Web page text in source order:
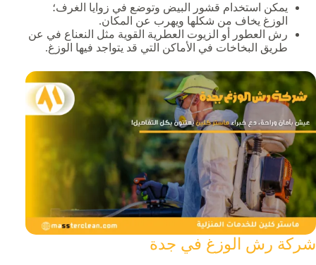
يمكن استخدام قشور البيض وتوضع في زوايا الغرف؛
الوزغ يخاف من شكلها ويهرب عن المكان.
رش العطور أو الزيوت العطرية القوية مثل النعناع في عن
طريق البخاخات في الأماكن التي قد يتواجد فيها الوزغ.
شركة رش الوزغ في جدة